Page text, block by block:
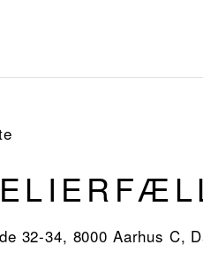
32-34, 8000 Aarhus C,